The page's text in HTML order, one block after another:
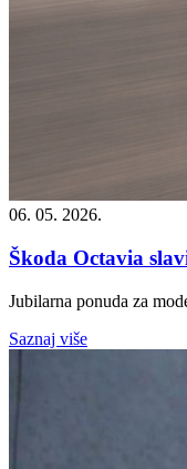
06. 05. 2026.
Škoda Octavia
Jubilarna ponuda za
Saznaj više